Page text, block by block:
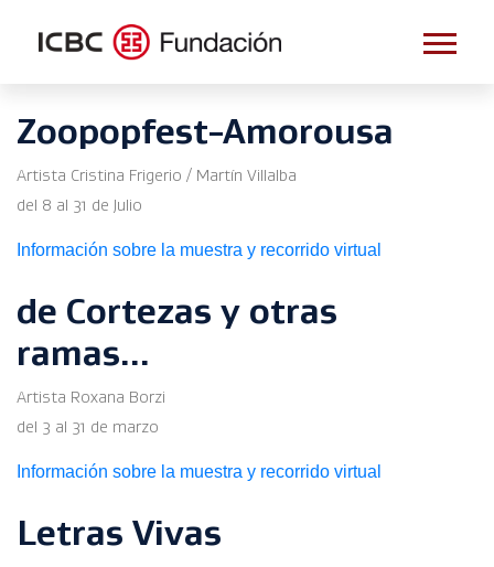
Zoopopfest-Amorousa
Artista Cristina Frigerio / Martín Villalba
del 8 al 31 de Julio
Información sobre la muestra y recorrido virtual
de Cortezas y otras
ramas...
Artista Roxana Borzi
del 3 al 31 de marzo
Información sobre la muestra y recorrido virtual
Letras Vivas